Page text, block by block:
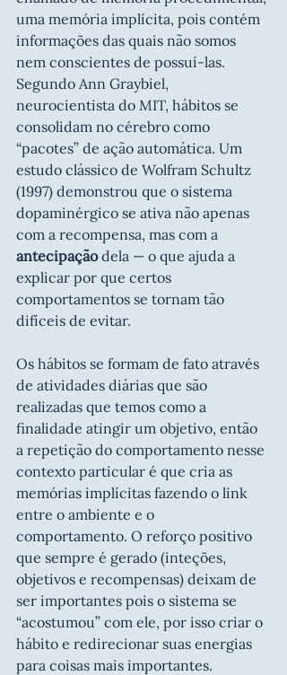
uma memória implícita, pois contém
informações das quais não somos
nem conscientes de possuí-las.
Segundo Ann Graybiel,
neurocientista do MIT, hábitos se
consolidam no cérebro como
“pacotes” de ação automática. Um
estudo clássico de Wolfram Schultz
(1997) demonstrou que o sistema
dopaminérgico se ativa não apenas
com a recompensa, mas com a
antecipação dela — o que ajuda a
explicar por que certos
comportamentos se tornam tão
difíceis de evitar.
Os hábitos se formam de fato através
de atividades diárias que são
realizadas que temos como a
finalidade atingir um objetivo, então
a repetição do comportamento nesse
contexto particular é que cria as
memórias implícitas fazendo o link
entre o ambiente e o
comportamento. O reforço positivo
que sempre é gerado (inteções,
objetivos e recompensas) deixam de
ser importantes pois o sistema se
“acostumou” com ele, por isso criar o
hábito e redirecionar suas energias
para coisas mais importantes.